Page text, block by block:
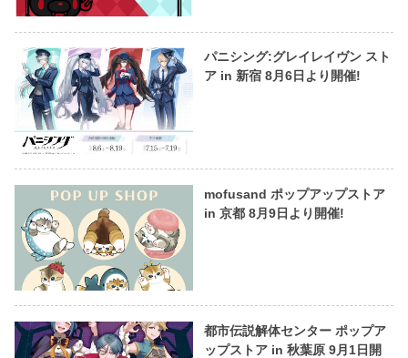
パニシング:グレイレイヴン スト
ア in 新宿 8月6日より開催!
mofusand ポップアップストア
in 京都 8月9日より開催!
都市伝説解体センター ポップア
ップストア in 秋葉原 9月1日開